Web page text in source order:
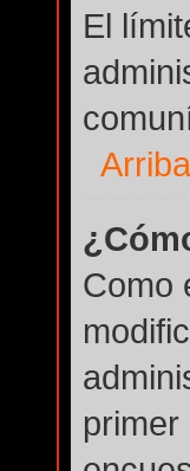
El
Arriba
Como